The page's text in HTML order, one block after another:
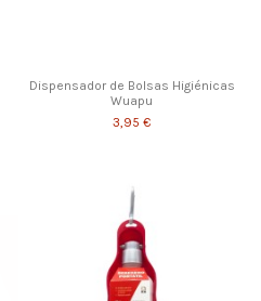
Dispensador de Bolsas Higiénicas
Wuapu
3,95 €